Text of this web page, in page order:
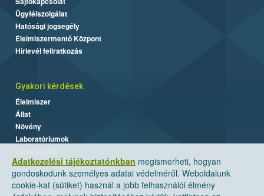
Adatkezelési tájékoztatónkban megismerheti, hogyan
gondoskodunk személyes adatai védelméről. Weboldalunk
cookie-kat (sütiket) használ a jobb felhasználói élmény
Ügyfélszolgálat
Hatósági jogsegély
Élelmiszermentő Központ
Hírlevél feliratkozás
Gyakori kérdések
Élelmiszer
Állat
Növény
Laboratóriumok